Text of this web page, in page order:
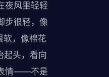
夜风里轻轻
步很轻，像
软，像棉花
起头，看向
表情——不是